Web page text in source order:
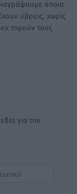
όποια
ύβρεις, χωρίς
τηρούν τους
για την